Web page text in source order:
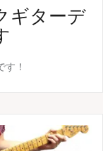
ギターデ
！